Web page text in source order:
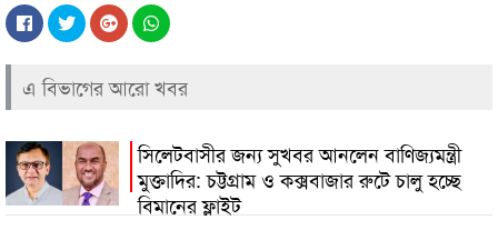
এ বিভাগের আরো খবর
সিলেটবাসীর জন্য সুখবর আনলেন বাণিজ্যমন্ত্রী
মুক্তাদির: চট্টগ্রাম ও কক্সবাজার রুটে চালু হচ্ছে
বিমানের ফ্লাইট